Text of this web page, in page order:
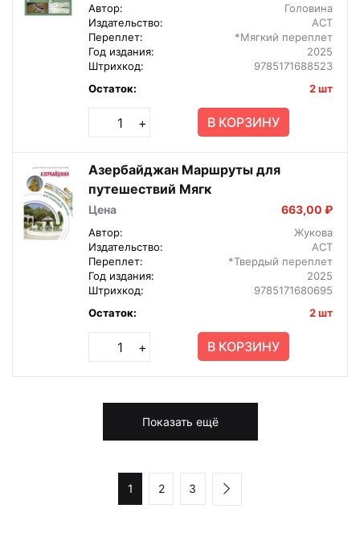
Автор:
Головина
Издательство:
АСТ
Переплет:
*Мягкий переплет
Год издания:
2025
Штрихкод:
9785171688523
Остаток:
2 шт
+ В КОРЗИНУ
Азербайджан Маршруты для
путешествий Мягк
Цена 663,00 ₽
Автор:
Жукова
Издательство:
АСТ
Переплет:
*Твердый переплет
Год издания:
2025
Штрихкод:
9785171680695
Остаток:
2 шт
+ В КОРЗИНУ
Показать ещё
1 2 3